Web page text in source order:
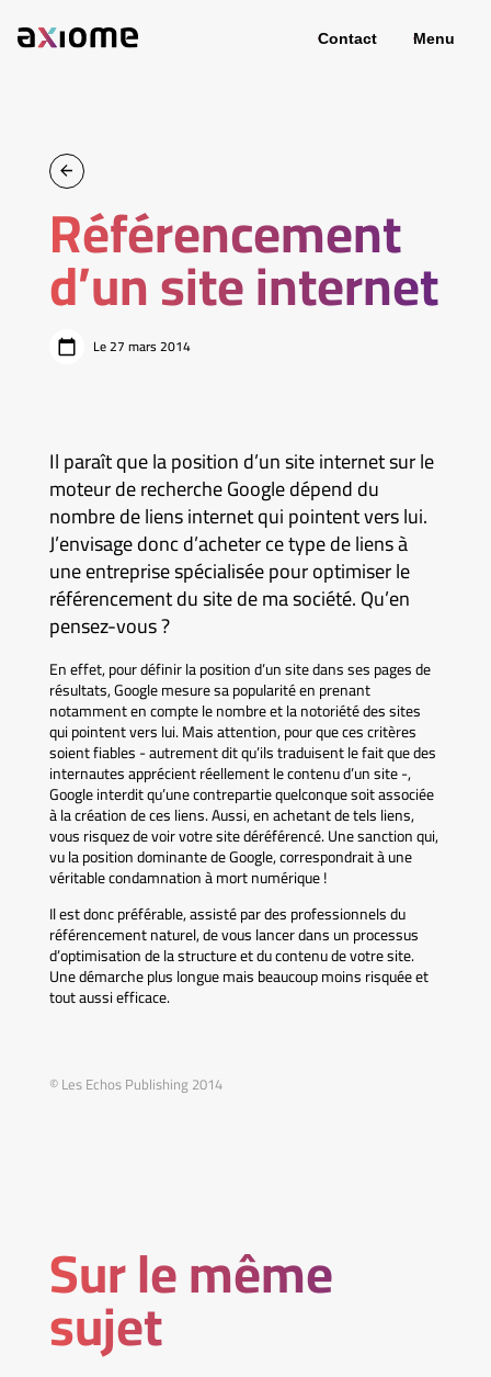
Contact Menu
Référencement
d’un site internet
Le 27 mars 2014
Il paraît que la position d’un site internet sur le
moteur de recherche Google dépend du
nombre de liens internet qui pointent vers lui.
J’envisage donc d’acheter ce type de liens à
une entreprise spécialisée pour optimiser le
référencement du site de ma société. Qu’en
pensez-vous ?
En effet, pour définir la position d’un site dans ses pages de
résultats, Google mesure sa popularité en prenant
notamment en compte le nombre et la notoriété des sites
qui pointent vers lui. Mais attention, pour que ces critères
soient fiables - autrement dit qu’ils traduisent le fait que des
internautes apprécient réellement le contenu d’un site -,
Google interdit qu’une contrepartie quelconque soit associée
à la création de ces liens. Aussi, en achetant de tels liens,
vous risquez de voir votre site déréférencé. Une sanction qui,
vu la position dominante de Google, correspondrait à une
véritable condamnation à mort numérique !
Il est donc préférable, assisté par des professionnels du
référencement naturel, de vous lancer dans un processus
d’optimisation de la structure et du contenu de votre site.
Une démarche plus longue mais beaucoup moins risquée et
tout aussi efficace.
© Les Echos Publishing 2014
Sur le même
sujet